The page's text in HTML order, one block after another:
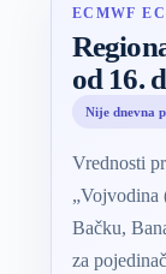
ECMWF
od 16.
Nije dnevna
Vrednosti
„Vojvodina
Bačku,
za